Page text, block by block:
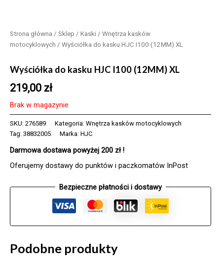
Strona główna / Sklep / Kaski / Wnętrza kasków
motocyklowych / Wyściółka do kasku HJC I100 (12MM) XL
Wyściółka do kasku HJC I100 (12MM) XL
219,00 zł
Brak w magazynie
SKU: 276589 Kategoria: Wnętrza kasków motocyklowych
Tag: 38832005 Marka: HJC
Darmowa dostawa powyżej 200 zł !
Oferujemy dostawy do punktów i paczkomatów InPost
Bezpieczne płatności i dostawy
Podobne produkty